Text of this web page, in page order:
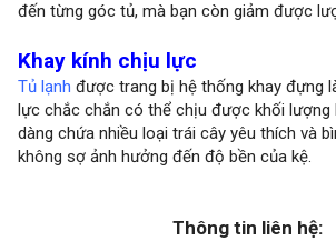
đến từng góc tủ, mà bạn còn giảm được
Khay kính chịu lực
Tủ lạnh được trang bị hệ thống khay đựng
lực chắc chắn có thể chịu được khối lượng
dàng chứa nhiều loại trái cây yêu thích và
không sợ ảnh hưởng đến độ bền của kệ.
Thông tin liên hệ: